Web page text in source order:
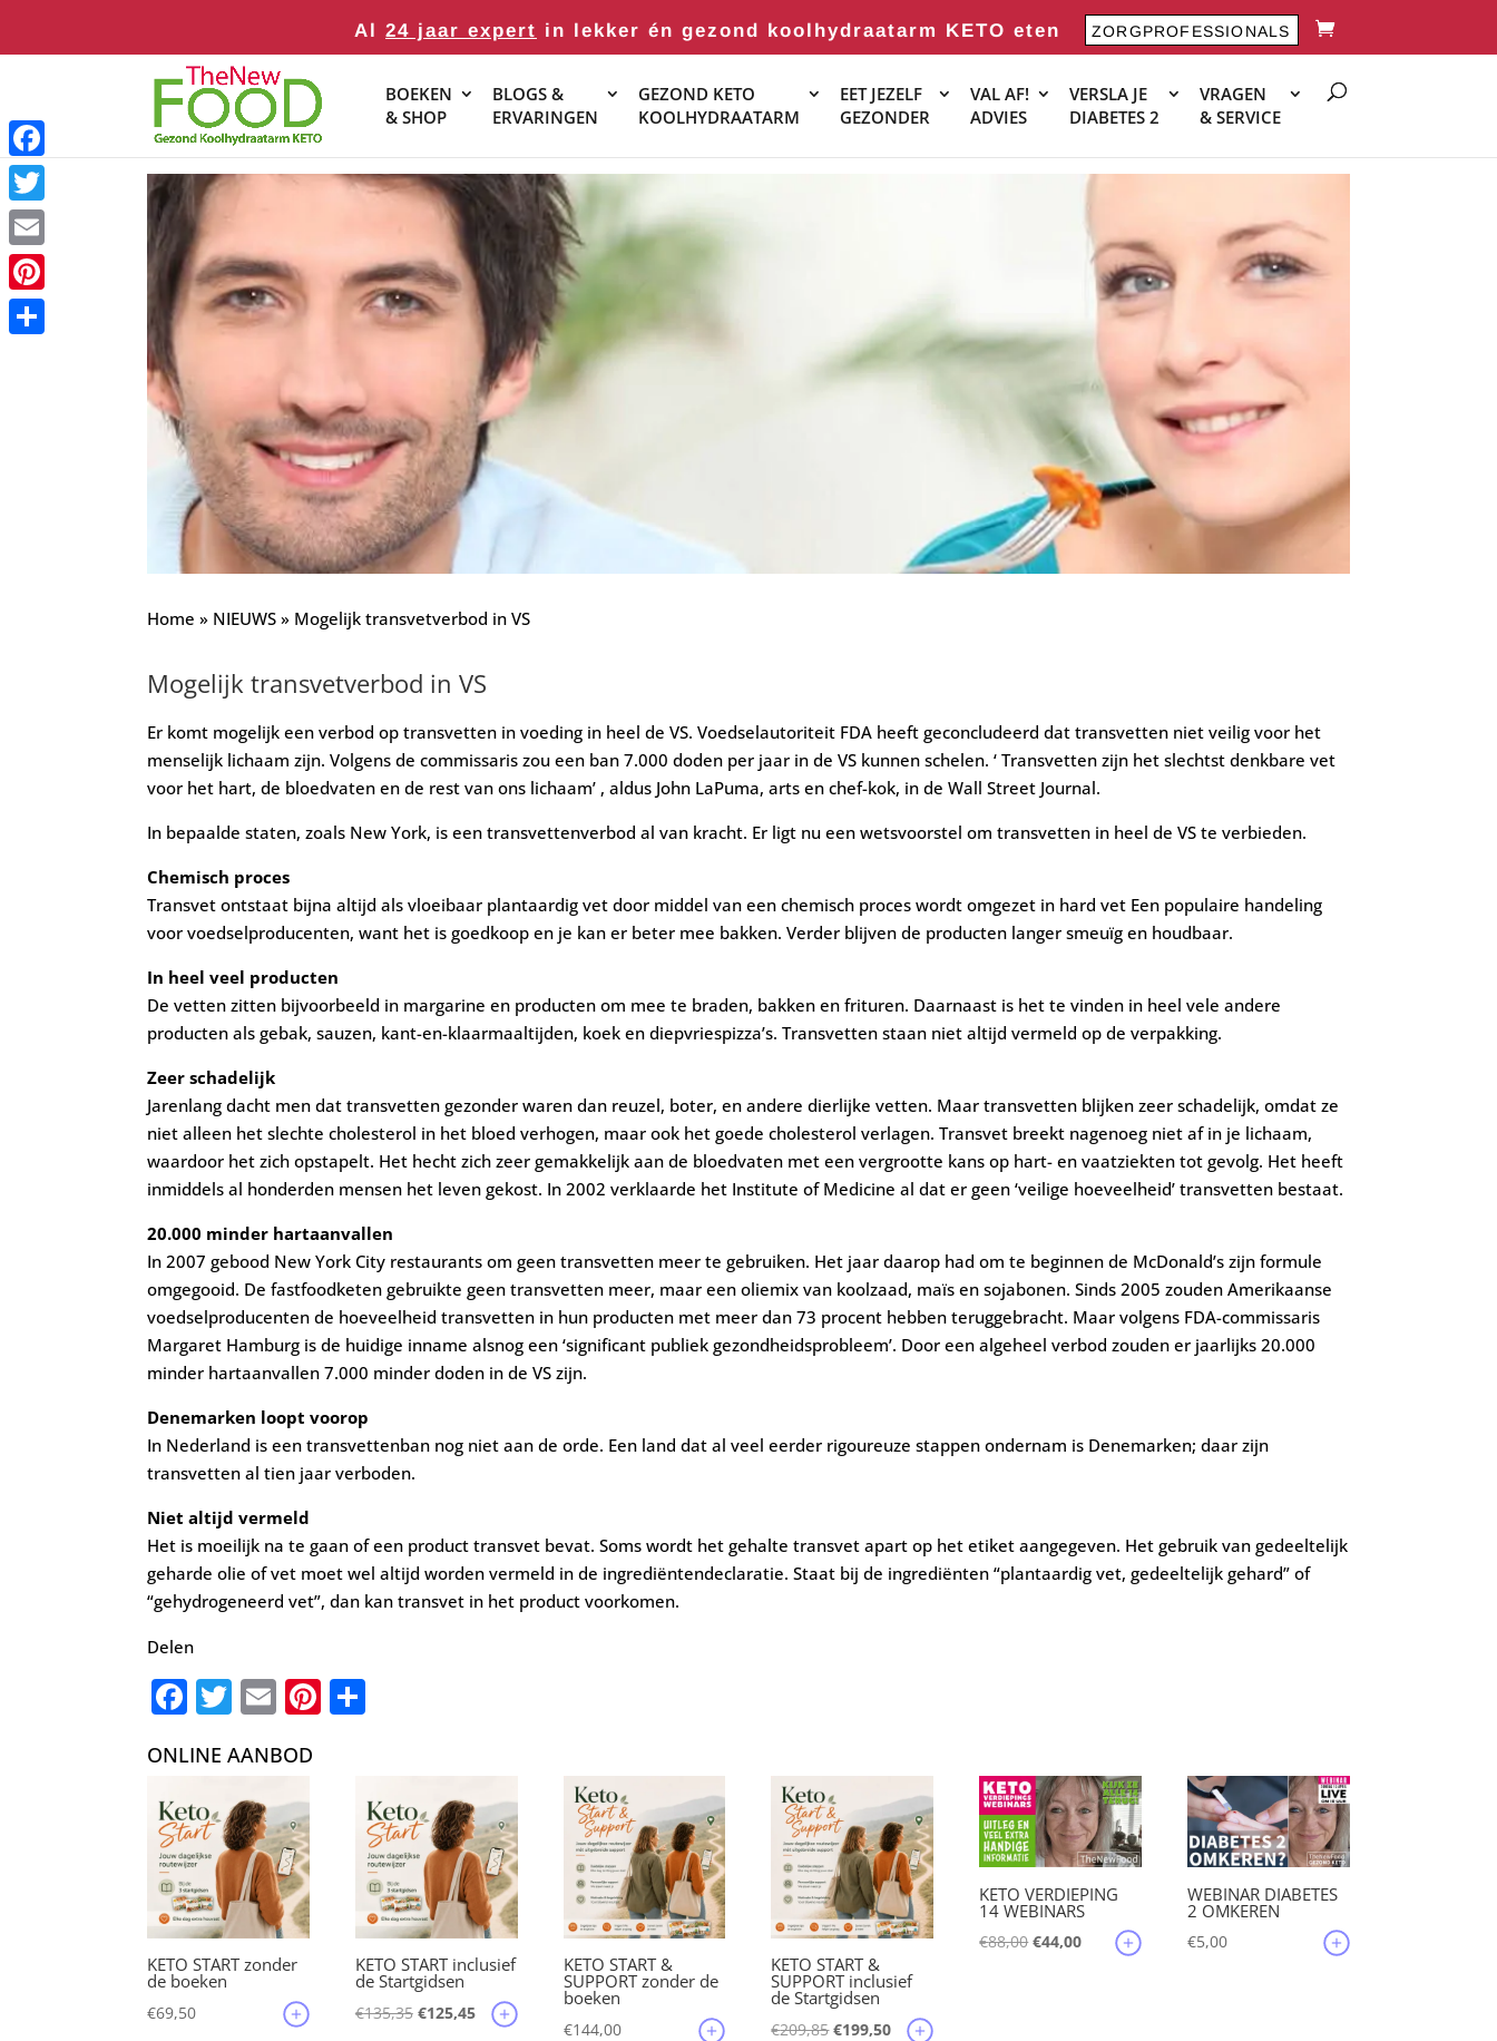
Al 24 jaar expert in lekker én gezond koolhydraatarm KETO eten ZORGPROFESSIONALS
BOEKEN
& SHOP
BLOGS &
ERVARINGEN
GEZOND KETO
KOOLHYDRAATARM
EET JEZELF
GEZONDER
VAL AF!
ADVIES
VERSLA JE
DIABETES 2
VRAGEN
& SERVICE
Home » NIEUWS » Mogelijk transvetverbod in VS
Mogelijk transvetverbod in VS
Er komt mogelijk een verbod op transvetten in voeding in heel de VS. Voedselautoriteit FDA heeft geconcludeerd dat transvetten niet veilig voor het
menselijk lichaam zijn. Volgens de commissaris zou een ban 7.000 doden per jaar in de VS kunnen schelen. ‘ Transvetten zijn het slechtst denkbare vet
voor het hart, de bloedvaten en de rest van ons lichaam’ , aldus John LaPuma, arts en chef-kok, in de Wall Street Journal.
In bepaalde staten, zoals New York, is een transvettenverbod al van kracht. Er ligt nu een wetsvoorstel om transvetten in heel de VS te verbieden.
Chemisch proces
Transvet ontstaat bijna altijd als vloeibaar plantaardig vet door middel van een chemisch proces wordt omgezet in hard vet Een populaire handeling
voor voedselproducenten, want het is goedkoop en je kan er beter mee bakken. Verder blijven de producten langer smeuïg en houdbaar.
In heel veel producten
De vetten zitten bijvoorbeeld in margarine en producten om mee te braden, bakken en frituren. Daarnaast is het te vinden in heel vele andere
producten als gebak, sauzen, kant-en-klaarmaaltijden, koek en diepvriespizza’s. Transvetten staan niet altijd vermeld op de verpakking.
Zeer schadelijk
Jarenlang dacht men dat transvetten gezonder waren dan reuzel, boter, en andere dierlijke vetten. Maar transvetten blijken zeer schadelijk, omdat ze
niet alleen het slechte cholesterol in het bloed verhogen, maar ook het goede cholesterol verlagen. Transvet breekt nagenoeg niet af in je lichaam,
waardoor het zich opstapelt. Het hecht zich zeer gemakkelijk aan de bloedvaten met een vergrootte kans op hart- en vaatziekten tot gevolg. Het heeft
inmiddels al honderden mensen het leven gekost. In 2002 verklaarde het Institute of Medicine al dat er geen ‘veilige hoeveelheid’ transvetten bestaat.
20.000 minder hartaanvallen
In 2007 gebood New York City restaurants om geen transvetten meer te gebruiken. Het jaar daarop had om te beginnen de McDonald’s zijn formule
omgegooid. De fastfoodketen gebruikte geen transvetten meer, maar een oliemix van koolzaad, maïs en sojabonen. Sinds 2005 zouden Amerikaanse
voedselproducenten de hoeveelheid transvetten in hun producten met meer dan 73 procent hebben teruggebracht. Maar volgens FDA-commissaris
Margaret Hamburg is de huidige inname alsnog een ‘significant publiek gezondheidsprobleem’. Door een algeheel verbod zouden er jaarlijks 20.000
minder hartaanvallen 7.000 minder doden in de VS zijn.
Denemarken loopt voorop
In Nederland is een transvettenban nog niet aan de orde. Een land dat al veel eerder rigoureuze stappen ondernam is Denemarken; daar zijn
transvetten al tien jaar verboden.
Niet altijd vermeld
Het is moeilijk na te gaan of een product transvet bevat. Soms wordt het gehalte transvet apart op het etiket aangegeven. Het gebruik van gedeeltelijk
geharde olie of vet moet wel altijd worden vermeld in de ingrediëntendeclaratie. Staat bij de ingrediënten “plantaardig vet, gedeeltelijk gehard” of
“gehydrogeneerd vet”, dan kan transvet in het product voorkomen.
Delen
F
c
e
b
o
o
k
T
it
te
r
E
ai
l
Pi
n
ONLINE AANBOD
KETO START zonder
de boeken
€69,50
KETO START inclusief
de Startgidsen
€135,35 Oorspronkelijke
€125,45Huidige
KETO START &
SUPPORT zonder de
boeken
€144,00
KETO START &
SUPPORT inclusief
de Startgidsen
€209,85Oorspronkelijke
€199,50Huidige
KETO VERDIEPING
14 WEBINARS
€88,00Oorspronkelijke
€44,00Huidige
WEBINAR DIABETES
2 OMKEREN
€5,00
Facebook
Twitter
Email
Pinterest